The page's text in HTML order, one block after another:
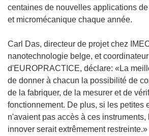
centaines de nouvelles applications
et micromécanique chaque année.
Carl Das, directeur de projet chez
nanotechnologie belge, et coordinateur
d'EUROPRACTICE, déclare: «La
de donner à chacun la possibilité de
de la fabriquer, de la mesurer et de
fonctionnement. De plus, si les petites
n'avaient pas accès à ces instruments,
innover serait extrêmement restreinte.»